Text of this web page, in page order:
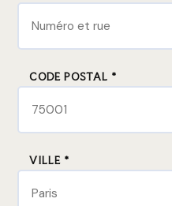
CODE POSTAL *
VILLE *